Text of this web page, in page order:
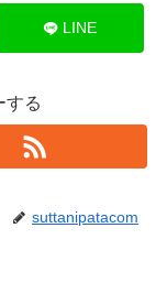
LINE
する
suttanipatacom